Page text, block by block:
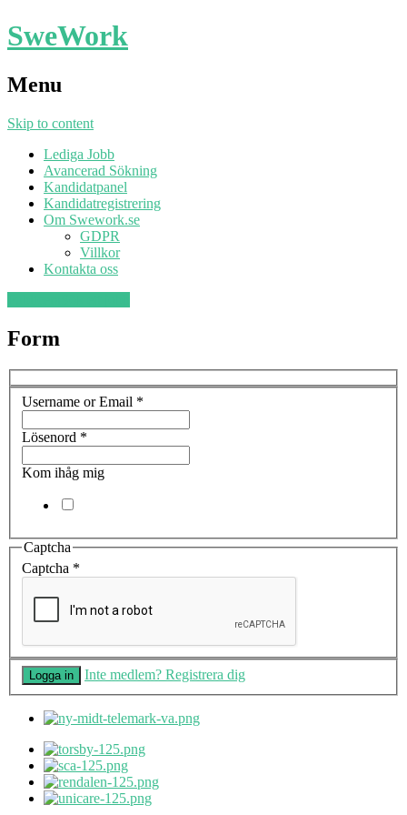
SweWork
Menu
Skip to content
Lediga Jobb
Avancerad Sökning
Kandidatpanel
Kandidatregistrering
Om Swework.se
GDPR
Villkor
Kontakta oss
Form
Username or Email *
Lösenord *
Kom ihåg mig
Captcha
Captcha *
Inte medlem? Registrera dig